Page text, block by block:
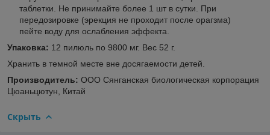
таблетки. Не принимайте более 1 шт в сутки. При
передозировке (эрекция не проходит после орагзма)
пейте воду для ослабления эффекта.
Упаковка: 12 пилюль по 9800 мг. Вес 52 г.
Хранить в темной месте вне досягаемости детей.
Производитель: ООО Сянганская биологическая корпорация
Цюаньцютун, Китай
Скрыть